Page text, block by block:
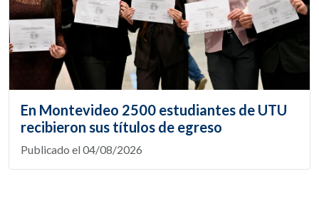
En Montevideo 2500 estudiantes de UTU
recibieron sus títulos de egreso
Publicado el 04/08/2026